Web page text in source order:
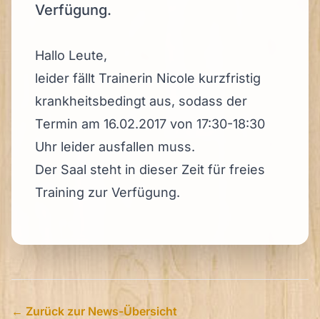
Verfügung.
Hallo Leute,
leider fällt Trainerin Nicole kurzfristig
krankheitsbedingt aus, sodass der
Termin am 16.02.2017 von 17:30-18:30
Uhr leider ausfallen muss.
Der Saal steht in dieser Zeit für freies
Training zur Verfügung.
← Zurück zur News-Übersicht